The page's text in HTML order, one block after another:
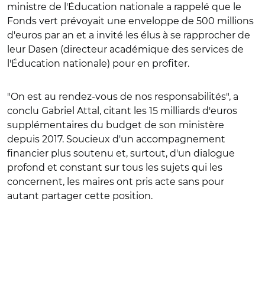
ministre de l'Éducation nationale a rappelé que le
Fonds vert prévoyait une enveloppe de 500 millions
d'euros par an et a invité les élus à se rapprocher de
leur Dasen (directeur académique des services de
l'Éducation nationale) pour en profiter.
"On est au rendez-vous de nos responsabilités", a
conclu Gabriel Attal, citant les 15 milliards d'euros
supplémentaires du budget de son ministère
depuis 2017. Soucieux d'un accompagnement
financier plus soutenu et, surtout, d'un dialogue
profond et constant sur tous les sujets qui les
concernent, les maires ont pris acte sans pour
autant partager cette position.